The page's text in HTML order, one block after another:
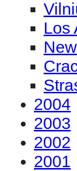
Los
2004
2003
2002
2001